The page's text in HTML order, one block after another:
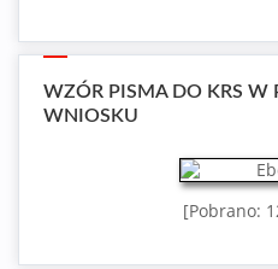
WZÓR PISMA DO KRS W
WNIOSKU
[Pobrano: